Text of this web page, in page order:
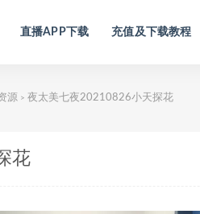
直播APP下载 充值及下载教程
源 > 夜太美七夜20210826小天探花
花